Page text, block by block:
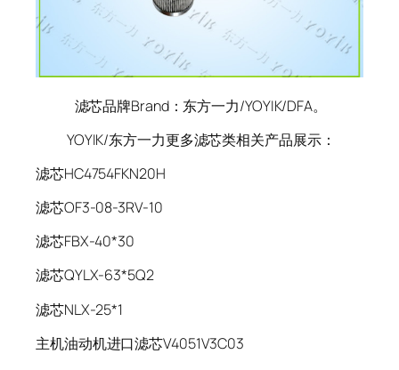
滤芯品牌Brand：东方一力/YOYIK/DFA。
YOYIK/东方一力更多滤芯类相关产品展示：
滤芯HC4754FKN20H
滤芯OF3-08-3RV-10
滤芯FBX-40*30
滤芯QYLX-63*5Q2
滤芯NLX-25*1
主机油动机进口滤芯V4051V3C03